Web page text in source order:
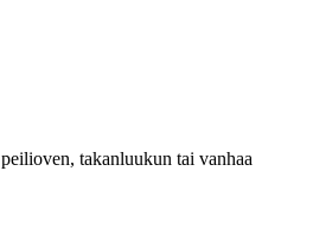
takanluukun tai vanhaa